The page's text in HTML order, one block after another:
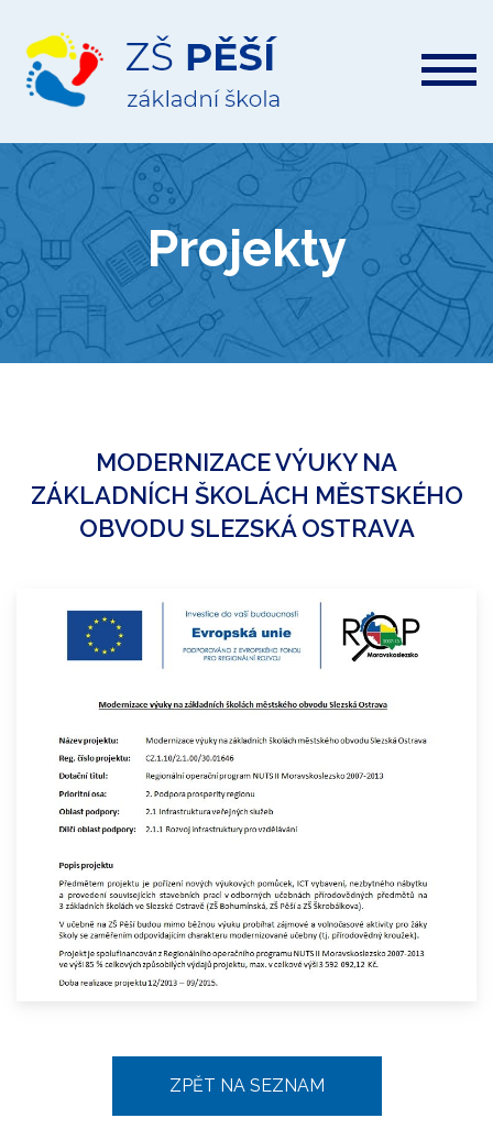
ZŠ
Pěší
Projekty
MODERNIZACE VÝUKY NA
ZÁKLADNÍCH ŠKOLÁCH MĚSTSKÉHO
OBVODU SLEZSKÁ OSTRAVA
ZPĚT NA SEZNAM